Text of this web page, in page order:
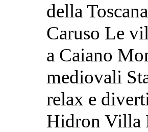
della
Caruso Le
a Caiano
mediovali
relax e
Hidron Villa